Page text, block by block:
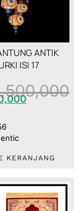
ANTIK
ISI 17
KERANJANG